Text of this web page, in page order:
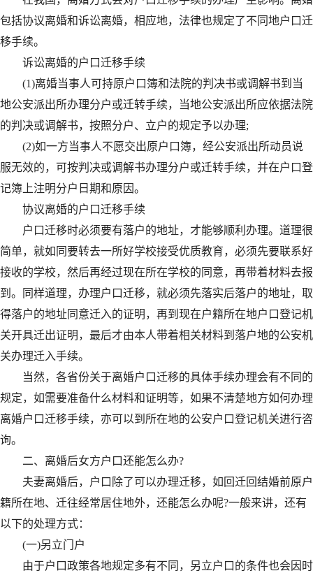
包括协议离婚和诉讼离婚，相应地，法律也规定了不同地户口迁
移手续。
诉讼离婚的户口迁移手续
(1)离婚当事人可持原户口簿和法院的判决书或调解书到当
地公安派出所办理分户或迁转手续，当地公安派出所应依据法院
的判决或调解书，按照分户、立户的规定予以办理;
(2)如一方当事人不愿交出原户口簿，经公安派出所动员说
服无效的，可按判决或调解书办理分户或迁转手续，并在户口登
记簿上注明分户日期和原因。
协议离婚的户口迁移手续
户口迁移时必须要有落户的地址，才能够顺利办理。道理很
简单，就如同要转去一所好学校接受优质教育，必须先要联系好
接收的学校，然后再经过现在所在学校的同意，再带着材料去报
到。同样道理，办理户口迁移，就必须先落实后落户的地址，取
得落户的地址同意迁入的证明，再到现在户籍所在地户口登记机
关开具迁出证明，最后才由本人带着相关材料到落户地的公安机
关办理迁入手续。
当然，各省份关于离婚户口迁移的具体手续办理会有不同的
规定，如需要准备什么材料和证明等，如果不清楚地方如何办理
离婚户口迁移手续，亦可以到所在地的公安户口登记机关进行咨
询。
二、离婚后女方户口还能怎么办?
夫妻离婚后，户口除了可以办理迁移，如回迁回结婚前原户
籍所在地、迁往经常居住地外，还能怎么办呢?一般来讲，还有
以下的处理方式：
(一)另立门户
由于户口政策各地规定多有不同，另立户口的条件也会因时